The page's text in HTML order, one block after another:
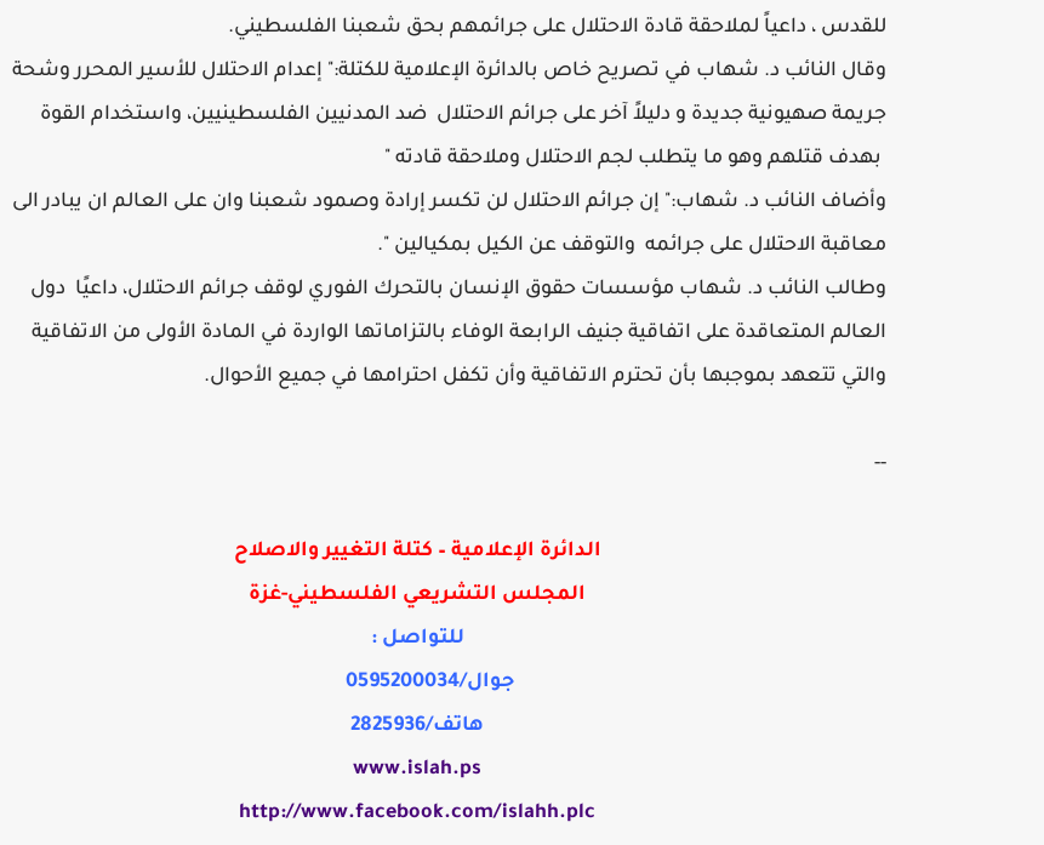
للقدس ، داعياً لملاحقة قادة الاحتلال على جرائمهم بحق شعبنا الفلسطيني.
وقال النائب د. شهاب في تصريح خاص بالدائرة الإعلامية للكتلة:" إعدام الاحتلال للأسير المحرر وشحة
جريمة صهيونية جديدة و دليلاً آخر على جرائم الاحتلال ضد المدنيين الفلسطينيين، واستخدام القوة
بهدف قتلهم وهو ما يتطلب لجم الاحتلال وملاحقة قادته "
وأضاف النائب د. شهاب:" إن جرائم الاحتلال لن تكسر إرادة وصمود شعبنا وان على العالم ان يبادر الى
معاقبة الاحتلال على جرائمه والتوقف عن الكيل بمكيالين ".
وطالب النائب د. شهاب مؤسسات حقوق الإنسان بالتحرك الفوري لوقف جرائم الاحتلال، داعيًا دول
العالم المتعاقدة على اتفاقية جنيف الرابعة الوفاء بالتزاماتها الواردة في المادة الأولى من الاتفاقية
والتي تتعهد بموجبها بأن تحترم الاتفاقية وأن تكفل احترامها في جميع الأحوال.
--
الدائرة الإعلامية – كتلة التغيير والاصلاح
المجلس التشريعي الفلسطيني-غزة
للتواصل :
جوال/0595200034
هاتف/2825936
www.islah.ps
http://www.facebook.com/islahh.plc